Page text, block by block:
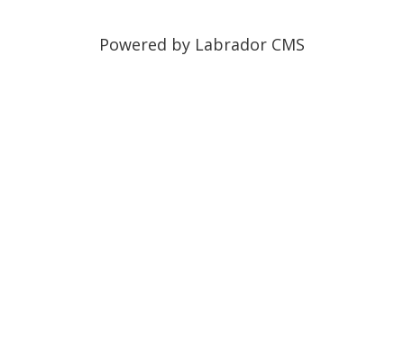
Powered by Labrador CMS